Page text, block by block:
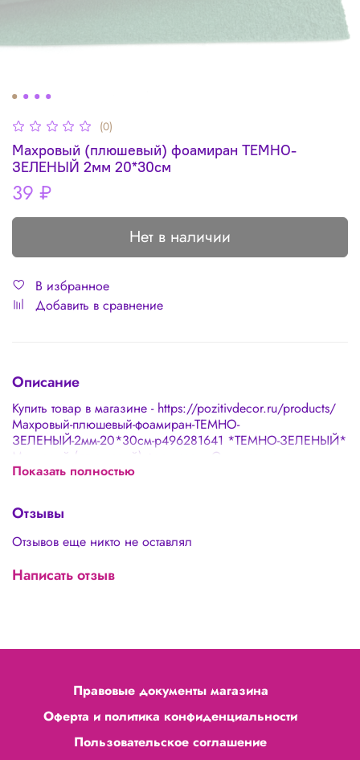
(0)
Махровый (плюшевый) фоамиран ТЕМНО-
ЗЕЛЕНЫЙ 2мм 20*30см
39 ₽
Нет в наличии
В избранное
Добавить в сравнение
Описание
Купить товар в магазине - https://pozitivdecor.ru/products/
Махровый-плюшевый-фоамиран-ТЕМНО-
ЗЕЛЕНЫЙ-2мм-20*30см-p496281641 *ТЕМНО-ЗЕЛЕНЫЙ*
Махровый (плюшевый) фоамиран. Одна сторона —
махровая/бархатная, другая — гладкая. Размер: 20х30
незначительно отличаться от реальных из-за
особенностей цветопередачи вашего экрана.
Показать полностью
Отзывы
Отзывов еще никто не оставлял
Написать отзыв
Правовые документы магазина
Оферта и политика конфиденциальности
Пользовательское соглашение